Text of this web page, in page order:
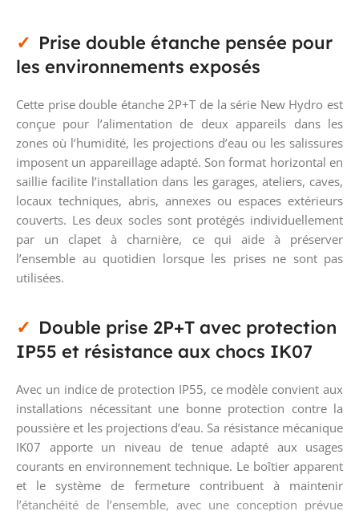
Prise double étanche pensée pour
les environnements exposés
Cette prise double étanche 2P+T de la série New Hydro est
conçue pour l’alimentation de deux appareils dans les
zones où l’humidité, les projections d’eau ou les salissures
imposent un appareillage adapté. Son format horizontal en
saillie facilite l’installation dans les garages, ateliers, caves,
locaux techniques, abris, annexes ou espaces extérieurs
couverts. Les deux socles sont protégés individuellement
par un clapet à charnière, ce qui aide à préserver
l’ensemble au quotidien lorsque les prises ne sont pas
utilisées.
Double prise 2P+T avec protection
IP55 et résistance aux chocs IK07
Avec un indice de protection IP55, ce modèle convient aux
installations nécessitant une bonne protection contre la
poussière et les projections d’eau. Sa résistance mécanique
IK07 apporte un niveau de tenue adapté aux usages
courants en environnement technique. Le boîtier apparent
et le système de fermeture contribuent à maintenir
l’étanchéité de l’ensemble, avec une conception prévue